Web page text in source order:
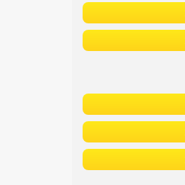
Сетевые отели Сейшел